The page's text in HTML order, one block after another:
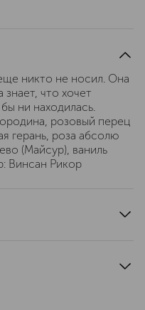
никто не носил. Она
что хочет
ни находилась.
розовый перец
герань, роза абсолю
(Майсур), ваниль
Винсан Рикор